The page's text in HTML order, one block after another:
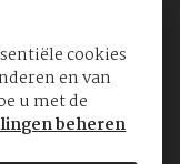
cookies
en van
u met de
beheren